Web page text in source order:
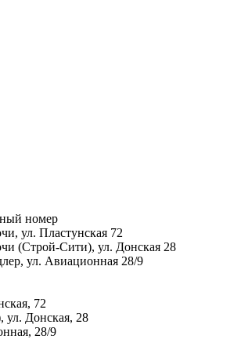
номер
ул. Пластунская 72
(Строй-Сити), ул. Донская 28
ул. Авиационная 28/9
72
Донская, 28
28/9